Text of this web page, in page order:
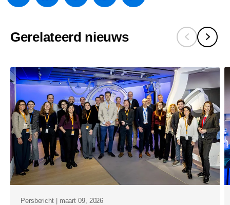
presents-
solutions-
for-
cardiology-
at-
the-
esc-
congress-
2025.html
Gerelateerd nieuws
Persbericht | maart 09, 2026